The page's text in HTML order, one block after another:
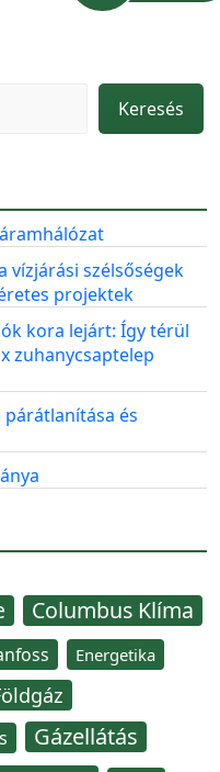
Keresés
vízjárási szélsőségek
projektek
kora lejárt: Így térül
zuhanycsaptelep
és
Columbus Klíma
Energetika
Gázellátás